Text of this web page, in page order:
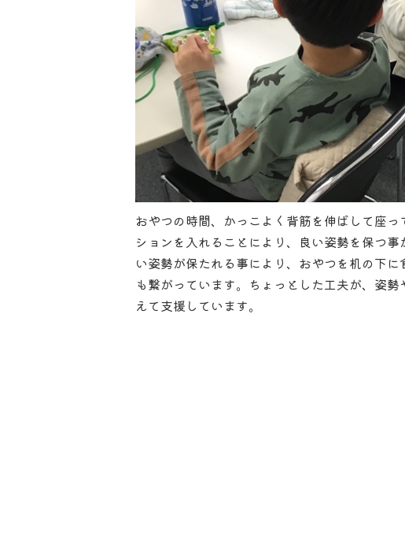
おやつの時間、かっこよく背筋を伸ばして座
ションを入れることにより、良い姿勢を保つ
い姿勢が保たれる事により、おやつを机の下
も繋がっています。ちょっとした工夫が、姿
えて支援しています。